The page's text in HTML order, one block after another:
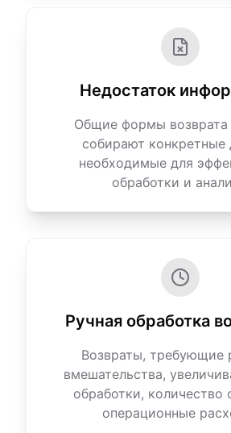
Недостаток
Общие формы возврата
собирают конкретные
необходимые для
обработки и
Ручная обработка
Возвраты, требующие
вмешательства,
обработки, количество
операционные